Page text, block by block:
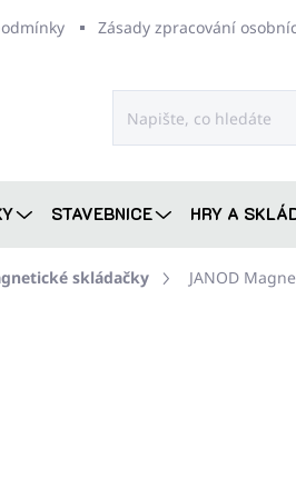
Zásady zpracování
STAVEBNICE HRY A
skládačky JANOD